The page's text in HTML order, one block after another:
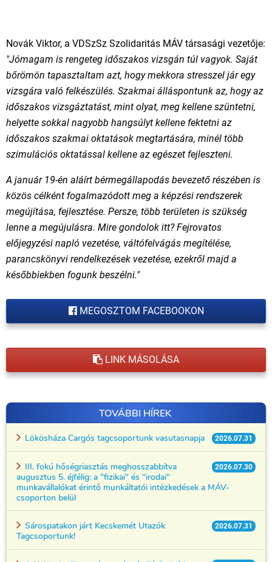
Novák Viktor, a VDSzSz Szolidaritás MÁV társasági vezetője:
"Jómagam is rengeteg időszakos vizsgán túl vagyok. Saját
bőrömön tapasztaltam azt, hogy mekkora stresszel jár egy
vizsgára való felkészülés. Szakmai álláspontunk az, hogy az
időszakos vizsgáztatást, mint olyat, meg kellene szüntetni,
helyette sokkal nagyobb hangsúlyt kellene fektetni az
időszakos szakmai oktatások megtartására, minél több
szimulációs oktatással kellene az egészet fejleszteni.
A január 19-én aláírt bérmegállapodás bevezető részében is
közös célként fogalmazódott meg a képzési rendszerek
megújítása, fejlesztése. Persze, több területen is szükség
lenne a megújulásra. Mire gondolok itt? Fejrovatos
előjegyzési napló vezetése, váltófelvágás megítélése,
parancskönyvi rendelkezések vezetése, ezekről majd a
későbbiekben fogunk beszélni."
MEGOSZTOM FACEBOOKON
LINK MÁSOLÁSA
TOVÁBBI HÍREK
2026.07.31
Lökösháza Cargós tagcsoportunk vasutasnapja
2026.07.30
III. fokú hőségriasztás meghosszabbítva
augusztus 5. éjfélig: a "fizikai" és "irodai"
munkavállalókat érintő munkáltatói intézkedések a MÁV-
csoporton belül
2026.07.31
Sárospatakon járt Kecskemét Utazók
Tagcsoportunk!